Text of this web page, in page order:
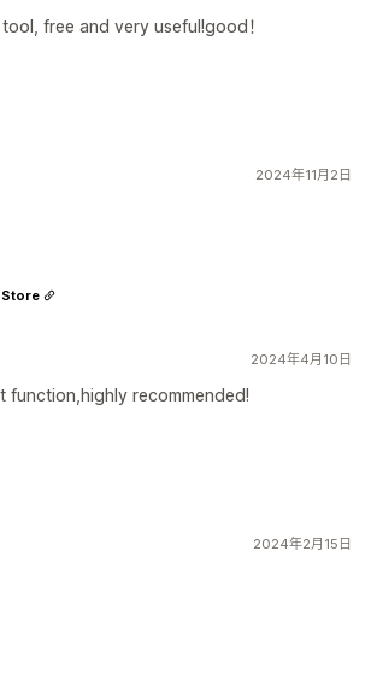
free and very useful!good！
2024年11月2日
2024年4月10日
function,highly recommended!
Store
2024年2月15日